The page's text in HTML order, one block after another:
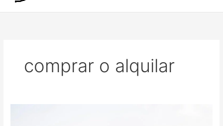
comprar o alquilar